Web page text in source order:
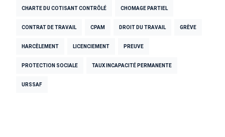
CHARTE DU COTISANT CONTRÔLÉ CHOMAGE PARTIEL
CONTRAT DE TRAVAIL CPAM DROIT DU TRAVAIL GRÈVE
HARCÈLEMENT LICENCIEMENT PREUVE
PROTECTION SOCIALE TAUX INCAPACITÉ PERMANENTE
URSSAF